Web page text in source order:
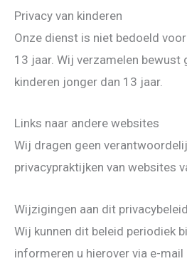
Privacy van kinderen
Onze dienst is niet bedoeld
13 jaar. Wij verzamelen bewust
kinderen jonger dan 13 jaar.
Links naar andere websites
Wij dragen geen
privacypraktijken van websites
Wijzigingen aan dit privacybeleid
Wij kunnen dit beleid periodiek
informeren u hierover via e-